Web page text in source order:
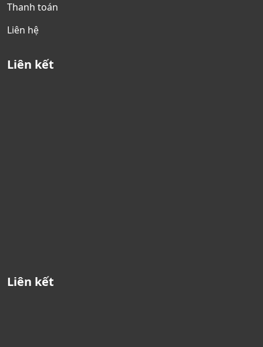
Thanh toán
Liên hệ
Liên kết
Liên kết